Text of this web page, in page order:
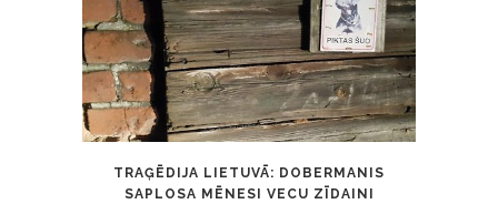
TRAĢĒDIJA LIETUVĀ: DOBERMANIS
SAPLOSA MĒNESI VECU ZĪDAINI